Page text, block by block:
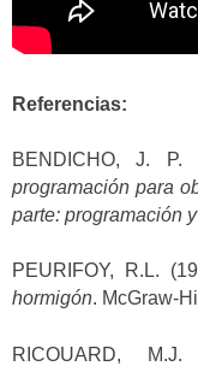
Referencias:
BENDICHO, J. P.
programación para
parte: programación
PEURIFOY, R.L.
hormigón. McGraw-
RICOUARD,